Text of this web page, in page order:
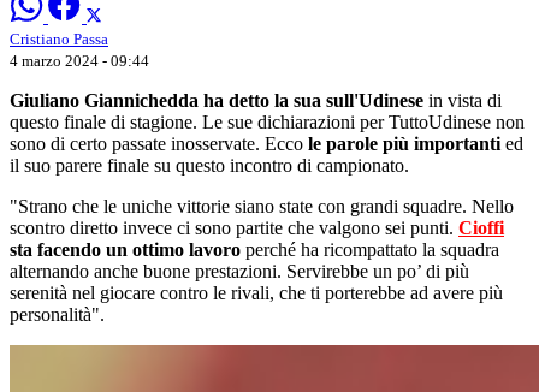
Cristiano Passa
4 marzo 2024 - 09:44
Giuliano Giannichedda ha detto la sua sull'Udinese in vista di
questo finale di stagione. Le sue dichiarazioni per TuttoUdinese non
sono di certo passate inosservate. Ecco le parole più importanti ed
il suo parere finale su questo incontro di campionato.
"Strano che le uniche vittorie siano state con grandi squadre. Nello
scontro diretto invece ci sono partite che valgono sei punti. Cioffi
sta facendo un ottimo lavoro perché ha ricompattato la squadra
alternando anche buone prestazioni. Servirebbe un po’ di più
serenità nel giocare contro le rivali, che ti porterebbe ad avere più
personalità".